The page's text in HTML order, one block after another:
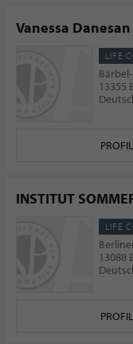
Vanessa
Coach
LIFE
13355
PROFIL
INSTITUT
LIFE
13088
PROFIL